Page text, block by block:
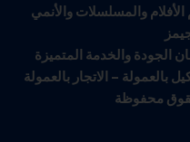
والمسلسلات والأنمي
بالعمولة – الاتجار بالعمولة
محفوظة